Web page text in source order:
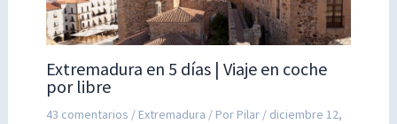
Extremadura en 5 días | Viaje en coche
por libre
43 comentarios / Extremadura / Por Pilar / diciembre 12,